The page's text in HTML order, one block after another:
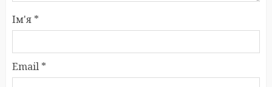
Ім'я *
Email *